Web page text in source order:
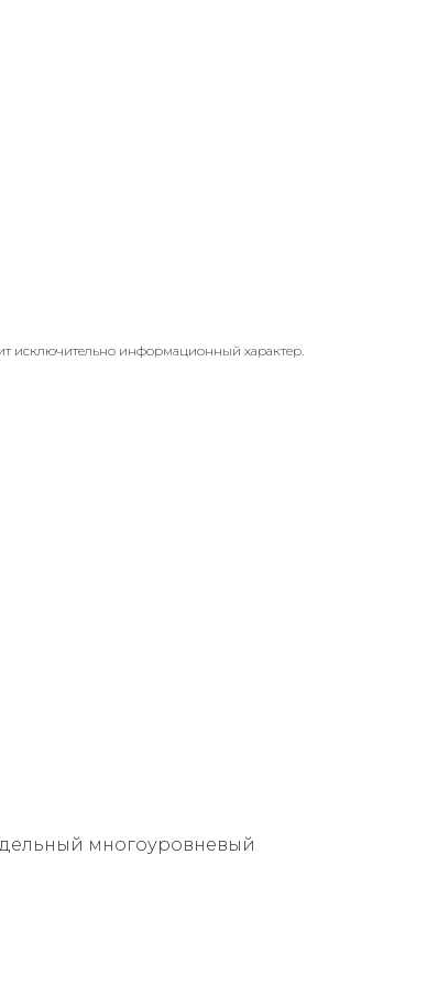
исключительно информационный характер.
многоуровневый